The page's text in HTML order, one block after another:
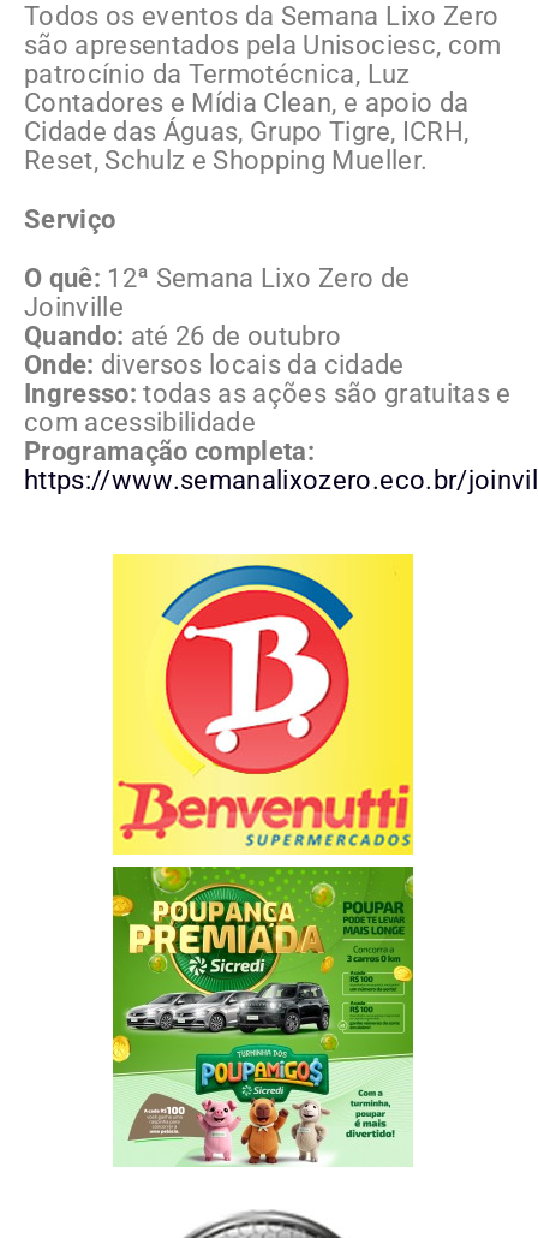
Todos os eventos da Semana Lixo Zero
são apresentados pela Unisociesc, com
patrocínio da Termotécnica, Luz
Contadores e Mídia Clean, e apoio da
Cidade das Águas, Grupo Tigre, ICRH,
Reset, Schulz e Shopping Mueller.
Serviço
O quê: 12ª Semana Lixo Zero de
Joinville
Quando: até 26 de outubro
Onde: diversos locais da cidade
Ingresso: todas as ações são gratuitas e
com acessibilidade
Programação completa:
https://www.semanalixozero.eco.br/